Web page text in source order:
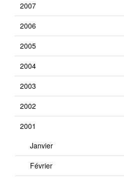
2007
2006
2005
2004
2003
2002
2001
Janvier
Février